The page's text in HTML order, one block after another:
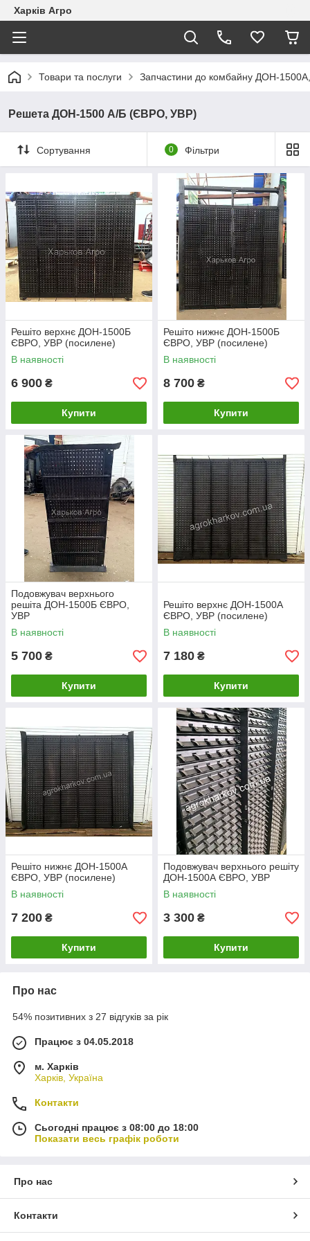
Харків Агро
Товари та послуги Запчастини до комбайну ДОН-
Решета ДОН-1500 А/Б (ЄВРО, УВР)
Сортування 0 Фільтри
Решіто верхнє ДОН-1500Б
ЄВРО, УВР (посилене)
В наявності
6 900 ₴
Купити
Решіто нижнє ДОН-1500Б
ЄВРО, УВР (посилене)
В наявності
8 700 ₴
Купити
Подовжувач верхнього
решіта ДОН-1500Б ЄВРО,
УВР
В наявності
5 700 ₴
Купити
Решіто верхнє ДОН-1500А
ЄВРО, УВР (посилене)
В наявності
7 180 ₴
Купити
Решіто нижнє ДОН-1500А
ЄВРО, УВР (посилене)
В наявності
7 200 ₴
Купити
Подовжувач верхнього решіту
ДОН-1500А ЄВРО, УВР
В наявності
3 300 ₴
Купити
Про нас
54% позитивних з 27 відгуків за рік
Працює з 04.05.2018
м. Харків
Харків, Україна
Контакти
Сьогодні працює з 08:00 до 18:00
Показати весь графік роботи
Про нас
Контакти